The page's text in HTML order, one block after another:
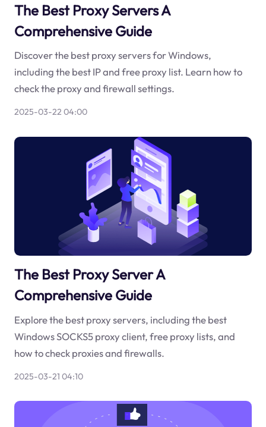
The Best Proxy Servers A
Comprehensive Guide
Discover the best proxy servers for Windows,
including the best IP and free proxy list. Learn how to
check the proxy and firewall settings.
2025-03-22 04:00
The Best Proxy Server A
Comprehensive Guide
Explore the best proxy servers, including the best
Windows SOCKS5 proxy client, free proxy lists, and
how to check proxies and firewalls.
2025-03-21 04:10